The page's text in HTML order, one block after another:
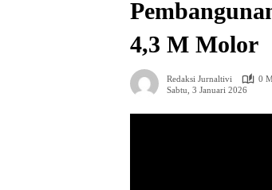
4,3 M Molor
Redaksi Jurnaltivi
0
Sabtu, 3 Januari 2026